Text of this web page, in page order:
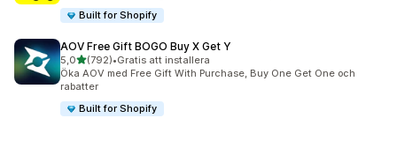
Built for Shopify
AOV Free Gift BOGO Buy X Get Y
5,0av 5 stjärnor
(792)
792 recensioner totalt
•Gratis att installera
Öka AOV med Free Gift With Purchase, Buy One Get One och
rabatter
Built for Shopify